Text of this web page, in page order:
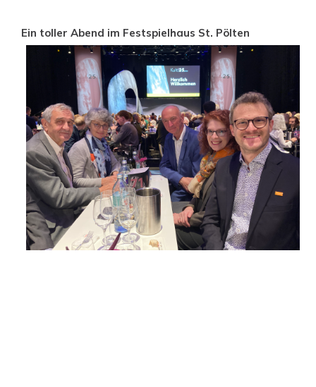
Ein toller Abend im Festspielhaus St. Pölten